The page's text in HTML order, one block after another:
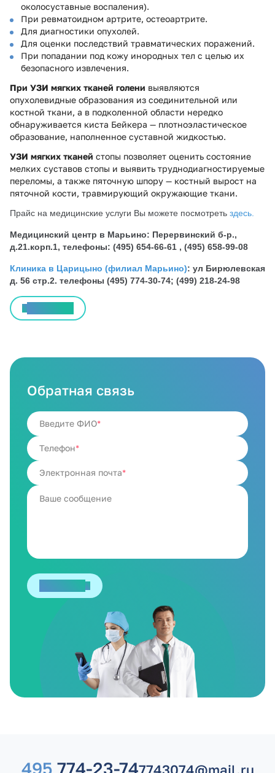
околосуставные воспаления).
При ревматоидном артрите, остеоартрите.
Для диагностики опухолей.
Для оценки последствий травматических поражений.
При попадании под кожу инородных тел с целью их
безопасного извлечения.
При УЗИ мягких тканей голени выявляются
опухолевидные образования из соединительной или
костной ткани, а в подколенной области нередко
обнаруживается киста Бейкера — плотноэластическое
образование, наполненное суставной жидкостью.
УЗИ мягких тканей стопы позволяет оценить состояние
мелких суставов стопы и выявить труднодиагностируемые
переломы, а также пяточную шпору — костный вырост на
пяточной кости, травмирующий окружающие ткани.
Прайс на медицинские услуги Вы можете посмотреть здесь.
Медицинский центр в Марьино: Перервинский б-р.,
д.21.корп.1, телефоны: (495) 654-66-61 , (495) 658-99-08
Клиника в Царицыно (филиал Марьино): ул Бирюлевская
д. 56 стр.2. телефоны (495) 774-30-74; (499) 218-24-98
Обратная связь
Введите ФИО
Телефон
Электронная почта
495 774-23-747743074@mail.ru